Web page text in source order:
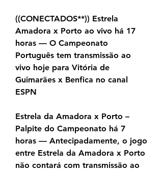
((CONECTADOS**)) Estrela
Amadora x Porto ao vivo há 17
horas — O Campeonato
Português tem transmissão ao
vivo hoje para Vitória de
Guimarães x Benfica no canal
ESPN
Estrela da Amadora x Porto –
Palpite do Campeonato há 7
horas — Antecipadamente, o jogo
entre Estrela da Amadora x Porto
não contará com transmissão ao